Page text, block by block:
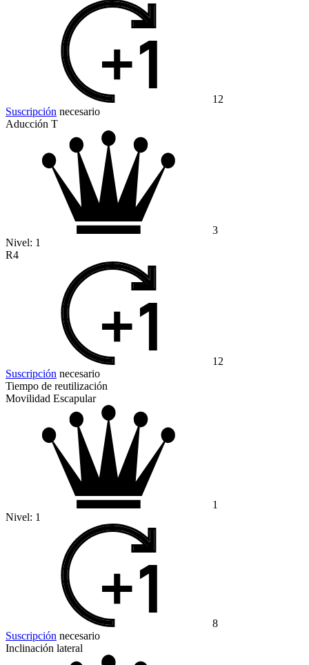
12
Suscripción necesario
Aducción T
3
Nivel: 1
R4
12
Suscripción necesario
Tiempo de reutilización
Movilidad Escapular
1
Nivel: 1
8
Suscripción necesario
Inclinación lateral